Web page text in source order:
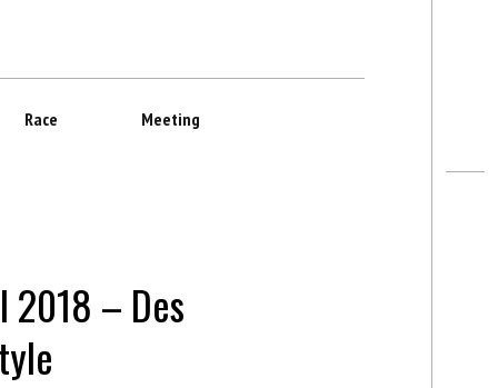
Race Meeting
2018 – Des